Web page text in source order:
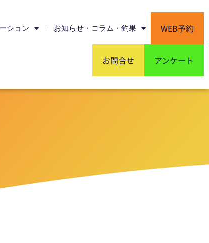
ション お知らせ・コラム・釣果 WEB予約
お問合せ アンケート